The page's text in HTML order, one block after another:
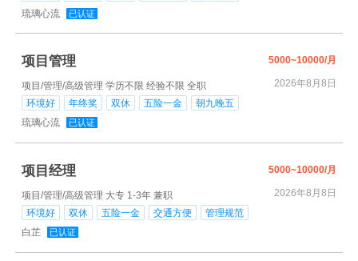
琉璃心流
已认证
项目管理 5000~10000/月
项目/管理/高级管理 学历不限 经验不限 全职
2026年8月8日
环境好
年终奖 双休 五险一金
朝九晚五
琉璃心流
已认证
项目经理 5000~10000/月
项目/管理/高级管理 大专 1-3年 兼职
2026年8月8日
环境好
双休 五险一金 交通方便
管理规范
白芷
已认证